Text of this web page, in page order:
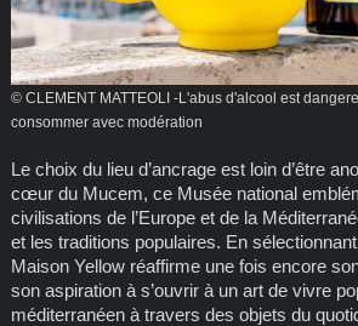
© CLEMENT MATTEOLI -L'abus d'alcool est
consommer avec modération
Le choix du lieu d’ancrage est loin d’être
cœur du Mucem, ce Musée national
civilisations de l’Europe et de la
et les traditions populaires. En
Maison Yellow réaffirme une fois encore
son aspiration à s’ouvrir à un art de vivre
méditerranéen à travers des objets du